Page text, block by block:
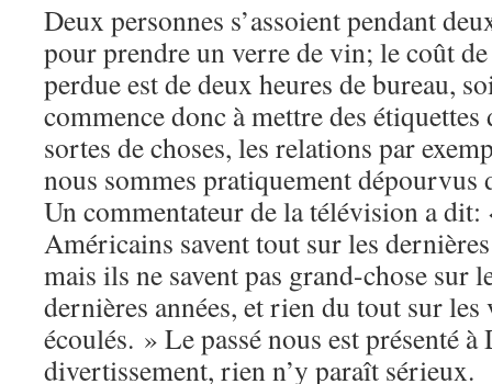
Deux personnes s’assoient pendant
pour prendre un verre de vin; le coût
perdue est de deux heures de bureau,
commence donc à mettre des
sortes de choses, les relations par
nous sommes pratiquement dépourvus
Un commentateur de la télévision a dit:
Américains savent tout sur les
mais ils ne savent pas grand-chose sur
dernières années, et rien du tout sur
écoulés. » Le passé nous est présenté
divertissement, rien n’y paraît sérieux.